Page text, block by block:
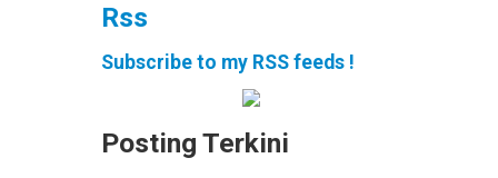
Rss
Subscribe to my RSS feeds !
Posting Terkini